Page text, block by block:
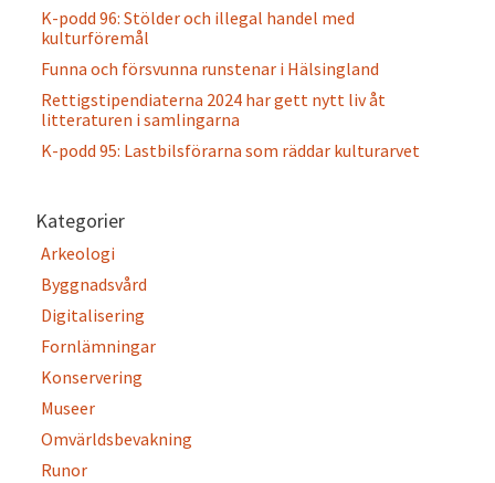
K-podd 96: Stölder och illegal handel med
kulturföremål
Funna och försvunna runstenar i Hälsingland
Rettigstipendiaterna 2024 har gett nytt liv åt
litteraturen i samlingarna
K-podd 95: Lastbilsförarna som räddar kulturarvet
Kategorier
Arkeologi
Byggnadsvård
Digitalisering
Fornlämningar
Konservering
Museer
Omvärldsbevakning
Runor